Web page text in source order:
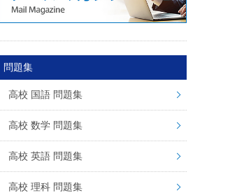
問題集
高校 国語 問題集
高校 数学 問題集
高校 英語 問題集
高校 理科 問題集